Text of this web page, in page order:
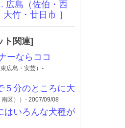
広島（佐伯・西
大竹・廿日市 ］
ト関連]
ーならココ
広島・安芸）-
５分のところに大
南区））- 2007/09/08
はいろんな犬種が